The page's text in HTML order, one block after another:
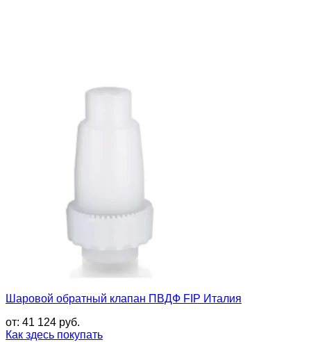
Шаровой обратный клапан ПВДФ FIP Италия
от: 41 124 руб.
Как здесь покупать